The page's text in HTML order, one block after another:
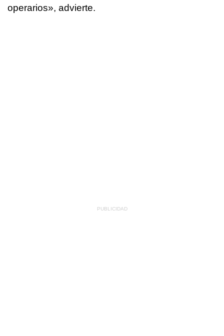
operarios», advierte.